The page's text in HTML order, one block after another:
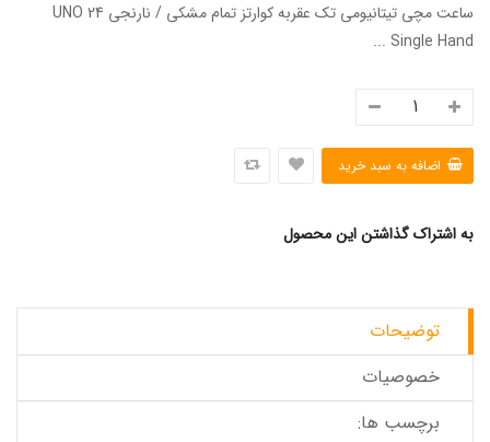
ساعت مچی تیتانیومی تک عقربه کوارتز تمام مشکی / نارنجی UNO 24
Single Hand ...
به اشتراک گذاشتن این محصول
توضیحات
خصوصیات
برچسب ها: